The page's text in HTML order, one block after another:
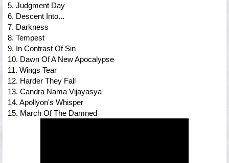
5. Judgment Day
6. Descent Into...
7. Darkness
8. Tempest
9. In Contrast Of Sin
10. Dawn Of A New Apocalypse
11. Wings Tear
12. Harder They Fall
13. Candra Nama Vijayasya
14. Apollyon's Whisper
15. March Of The Damned